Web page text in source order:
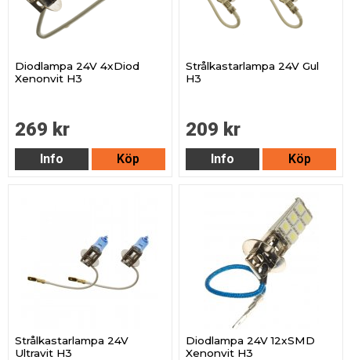
Diodlampa 24V 4xDiod
Xenonvit H3
269 kr
Info Köp
Strålkastarlampa 24V Gul
H3
209 kr
Info Köp
Strålkastarlampa 24V
Ultravit H3
Diodlampa 24V 12xSMD
Xenonvit H3